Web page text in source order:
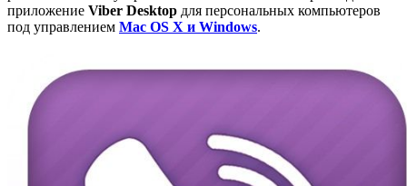
приложение Viber Desktop для персональных компьютеров
под управлением Mac OS X и Windows.